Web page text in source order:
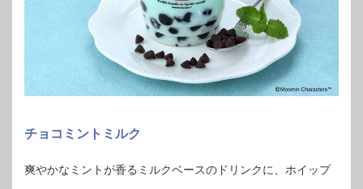
チョコミントミルク
爽やかなミントが香るミルクベースのドリンクに、ホイップ